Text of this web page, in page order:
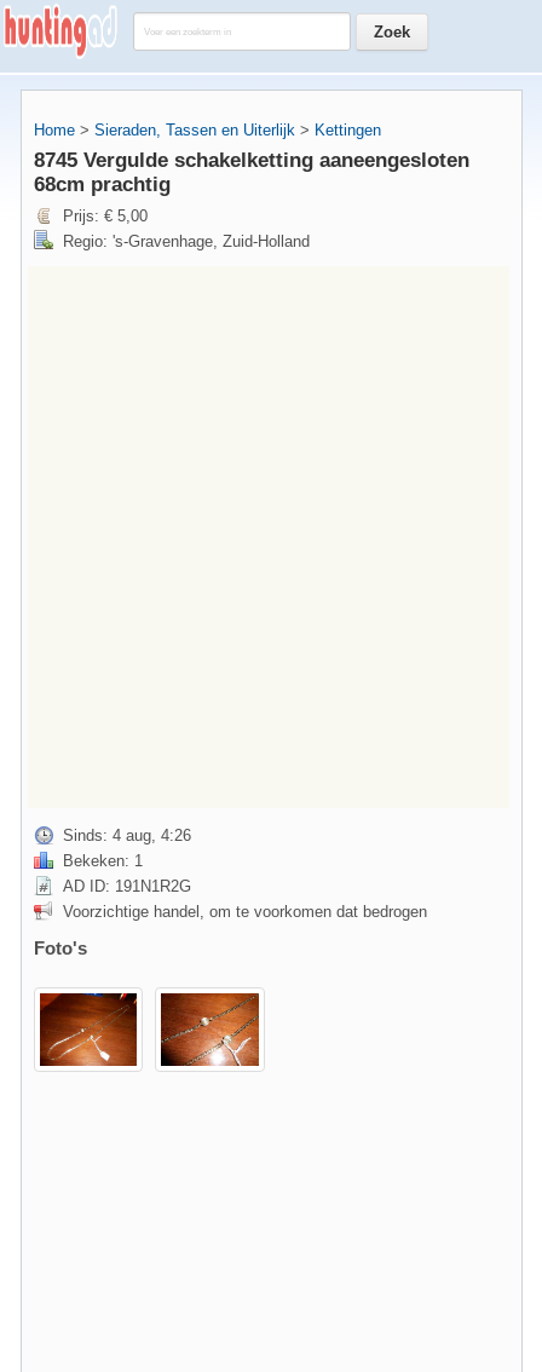
Home > Sieraden, Tassen en Uiterlijk > Kettingen
8745 Vergulde schakelketting aaneengesloten
68cm prachtig
Prijs: € 5,00
Regio: 's-Gravenhage, Zuid-Holland
Sinds: 4 aug, 4:26
Bekeken: 1
AD ID: 191N1R2G
Voorzichtige handel, om te voorkomen dat bedrogen
Foto's